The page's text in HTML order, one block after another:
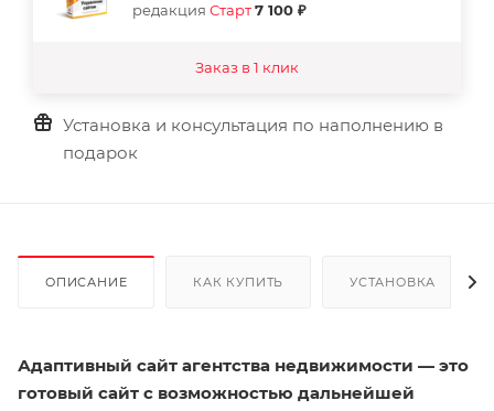
редакция Старт7 100 ₽
Заказ в 1 клик
Установка и консультация по наполнению в
подарок
ОПИСАНИЕ КАК КУПИТЬ УСТАНОВКА
Адаптивный сайт агентства недвижимости — это
готовый сайт с возможностью дальнейшей